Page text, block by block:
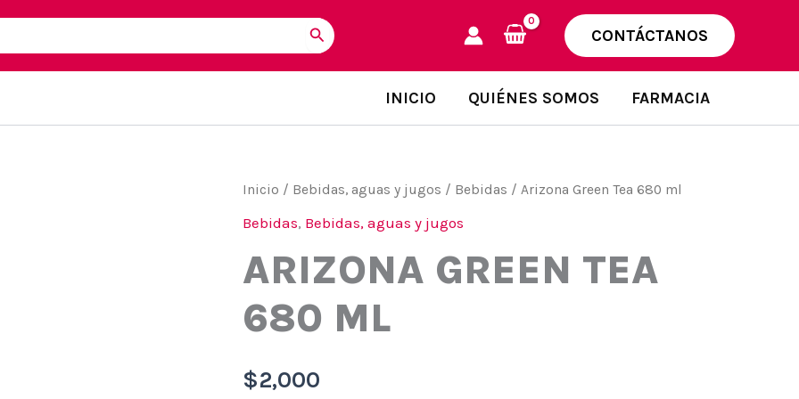
CONTÁCTANOS
INICIO QUIÉNES SOMOS FARMACIA
Inicio / Bebidas, aguas y jugos / Bebidas / Arizona Green Tea 680 ml
Bebidas, Bebidas, aguas y jugos
ARIZONA GREEN TEA
680 ML
$2,000